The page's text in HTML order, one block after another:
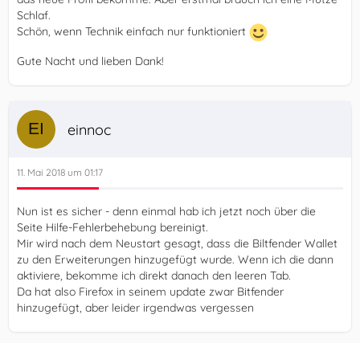
Schlaf.
Schön, wenn Technik einfach nur funktioniert
Gute Nacht und lieben Dank!
einnoc
11. Mai 2018 um 01:17
Nun ist es sicher - denn einmal hab ich jetzt noch über die
Seite Hilfe-Fehlerbehebung bereinigt.
Mir wird nach dem Neustart gesagt, dass die Biltfender Wallet
zu den Erweiterungen hinzugefügt wurde. Wenn ich die dann
aktiviere, bekomme ich direkt danach den leeren Tab.
Da hat also Firefox in seinem update zwar Bitfender
hinzugefügt, aber leider irgendwas vergessen